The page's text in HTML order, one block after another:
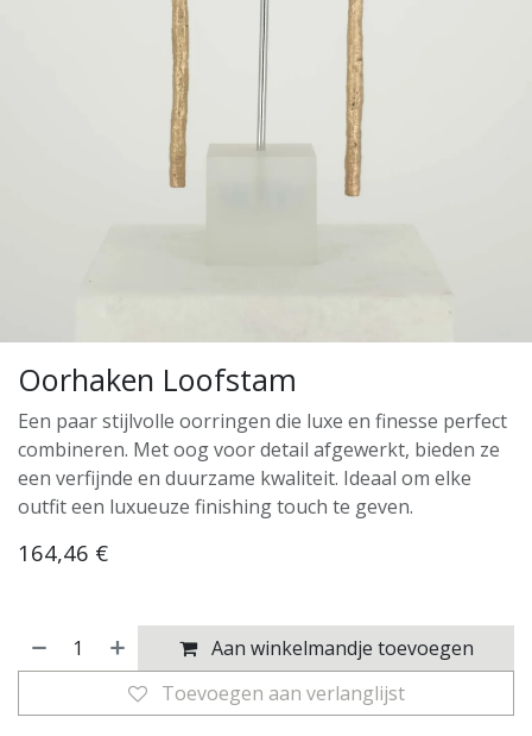
Oorhaken Loofstam
Een paar stijlvolle oorringen die luxe en finesse perfect
combineren. Met oog voor detail afgewerkt, bieden ze
een verfijnde en duurzame kwaliteit. Ideaal om elke
outfit een luxueuze finishing touch te geven.
164,46 €
Aan winkelmandje toevoegen
Toevoegen aan verlanglijst